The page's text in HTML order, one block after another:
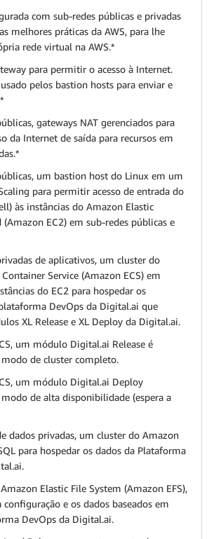
com sub-redes públicas e privadas
melhores práticas da AWS, para lhe
rede virtual na AWS.*
para permitir o acesso à Internet.
pelos bastion hosts para enviar e
gateways NAT gerenciados para
da Internet de saída para recursos em
um bastion host do Linux em um
para permitir acesso de entrada do
às instâncias do Amazon Elastic
EC2) em sub-redes públicas e
de aplicativos, um cluster do
Service (Amazon ECS) em
do EC2 para hospedar os
DevOps da Digital.ai que
XL Release e XL Deploy da Digital.ai.
um módulo Digital.ai Release é
de cluster completo.
um módulo Digital.ai Deploy
de alta disponibilidade (espera a
dados privadas, um cluster do Amazon
para hospedar os dados da Plataforma
Elastic File System (Amazon EFS),
configuração e os dados baseados em
DevOps da Digital.ai.